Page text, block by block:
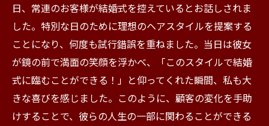
日、常連のお客様が結婚式を控えているとお話しされま
した。特別な日のために理想のヘアスタイルを提案する
ことになり、何度も試行錯誤を重ねました。当日は彼女
が鏡の前で満面の笑顔を浮かべ、「このスタイルで結婚
式に臨むことができる！」と仰ってくれた瞬間、私も大
きな喜びを感じました。このように、顧客の変化を手助
けすることで、彼らの人生の一部に関わることができる